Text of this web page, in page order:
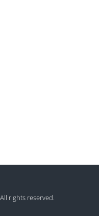
rights reserved.